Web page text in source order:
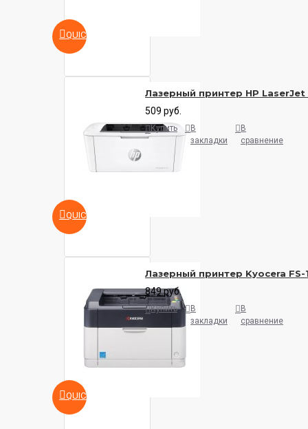
QUICKVIEW
QUICKVIEW
Лазерный принтер HP LaserJet
509 руб.
Купить
В
закладки
В
сравнение
QUICKVIEW
Лазерный принтер Kyocera FS-
849 руб.
Купить
В
закладки
В
сравнение